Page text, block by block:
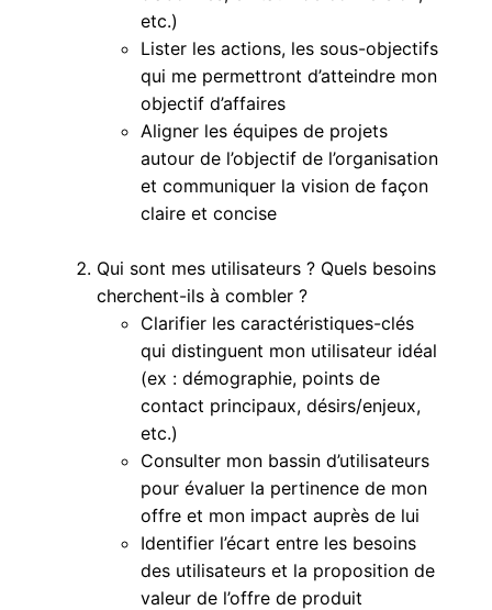
etc.)
Lister les actions, les sous-objectifs
qui me permettront d’atteindre mon
objectif d’affaires
Aligner les équipes de projets
autour de l’objectif de l’organisation
et communiquer la vision de façon
claire et concise
Qui sont mes utilisateurs ? Quels besoins
cherchent-ils à combler ?
Clarifier les caractéristiques-clés
qui distinguent mon utilisateur idéal
(ex : démographie, points de
contact principaux, désirs/enjeux,
etc.)
Consulter mon bassin d’utilisateurs
pour évaluer la pertinence de mon
offre et mon impact auprès de lui
Identifier l’écart entre les besoins
des utilisateurs et la proposition de
valeur de l’offre de produit